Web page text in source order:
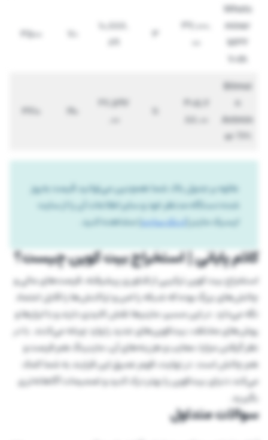
Whats
miner
M32
70th
37,000.
00
3
10,888.
89
70
3500
Bitmai
n
Antmin
er T21
305,7
88.00
27,597
.00
190
3610
علاوه بر جدول بالا، شما همچنین می‌توانید قیمت به‌روز
شده دستگاه مدنظر خود و سایر اطلاعات آن را از سایت
ایسیک ماینر (لینک سایت) مشاهده کنید.
کلام پایانی | استخراج بیت کوین چیست؟
استخراج بیت کوین ترکیبی از فناوری پیشرفته، فرصت‌های مالی و
چالش‌های بزرگ بوده که شبکه را امن و تراکنش‌ها را قابل اعتماد
نگه می‌دارد. در این مسیر، ماینرها نقش کلیدی دارند و با ابزارها و
روش‌های مختلف، بیت‌کوین‌های جدید را وارد چرخه می‌کنند. با در
نظر گرفتن مزایا، معایب و هزینه‌های آن، ماینینگ هم فرصت و
هم چالش است. در نهایت، فهم عمیق این فرایند به شما کمک
می‌کند دنیای بیت‌کوین را بهتر درک کنید و تصمیمات آگاهانه‌تری
بگیرید.
سوالات متداول